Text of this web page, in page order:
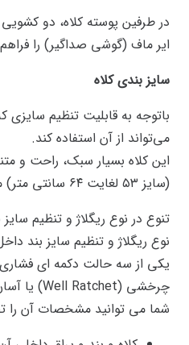
در طرفین پوسته کلاه، دو
ایر ماف (گوشی صداگیر) را
سایز بندی کلاه
باتوجه به قابلیت تنظیم سایزی
می‌تواند از آن استفاده کند.
این کلاه بسیار سبک، راحت و
(سایز ۵۳ لغایت ۶۴ سانتی متر) می باشد.
تنوع در نوع ریگلاژ و تنظیم سایز
نوع ریگلاژ و تنظیم سایز بند
شما می توانید مشخصات آن را